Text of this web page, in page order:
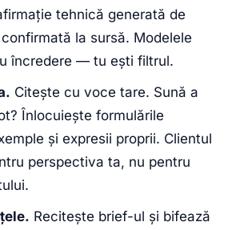
tehnică generată de
la sursă. Modelele
încredere — tu ești filtrul.
Citește cu voce tare. Sună a
Înlocuiește formulările
și expresii proprii. Clientul
perspectiva ta, nu pentru
Recitește brief-ul și bifează